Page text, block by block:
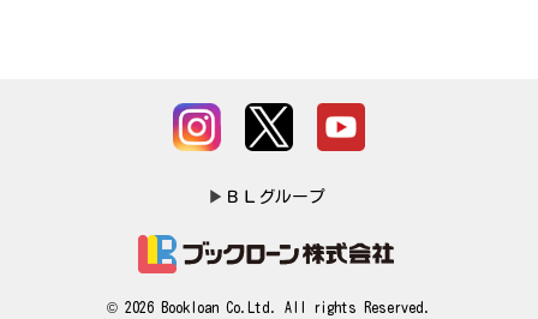
▶ ＢＬグループ
© 2026 Bookloan Co.Ltd. All rights Reserved.